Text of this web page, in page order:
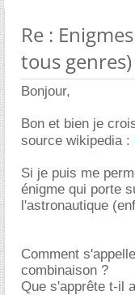
Re :
tous genres)
Bonjour,
Bon et bien je
source wikipedia :
Si je puis me
énigme qui porte
l'astronautique
Comment
combinaison ?
Que s'apprête t-il